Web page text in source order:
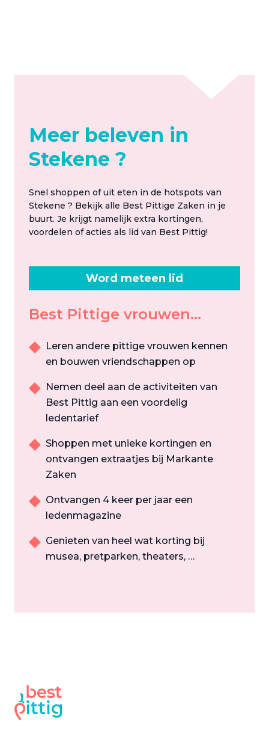
Meer beleven in
Stekene ?
Snel shoppen of uit eten in de hotspots van
Stekene ? Bekijk alle Best Pittige Zaken in je
buurt. Je krijgt namelijk extra kortingen,
voordelen of acties als lid van Best Pittig!
Word meteen lid
Best Pittige vrouwen...
Leren andere pittige vrouwen kennen
en bouwen vriendschappen op
Nemen deel aan de activiteiten van
Best Pittig aan een voordelig
ledentarief
Shoppen met unieke kortingen en
ontvangen extraatjes bij Markante
Zaken
Ontvangen 4 keer per jaar een
ledenmagazine
Genieten van heel wat korting bij
musea, pretparken, theaters, …